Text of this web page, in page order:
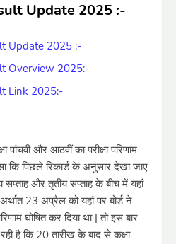
Update 2025 :-
Update 2025 :-
Overview 2025:-
Link 2025:-
पांचवी और आठवीं का परीक्षा परिणाम
कि पिछले रिकार्ड के अनुसार देखा जाए
सप्ताह और तृतीय सप्ताह के बीच में यहां
23 अप्रैल को यहां पर बोर्ड ने
घोषित कर दिया था | तो इस बार
है कि 20 तारीख के बाद से कक्षा